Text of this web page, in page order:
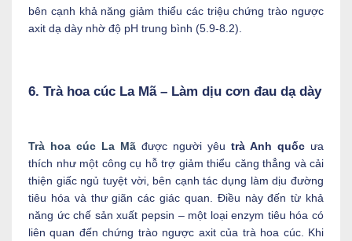
bên cạnh khả năng giảm thiểu các triệu chứng trào ngược
axit dạ dày nhờ độ pH trung bình (5.9-8.2).
6. Trà hoa cúc La Mã – Làm dịu cơn đau dạ dày
Trà hoa cúc La Mã được người yêu trà Anh quốc ưa
thích như một công cụ hỗ trợ giảm thiểu căng thẳng và cải
thiện giấc ngủ tuyệt vời, bên cạnh tác dụng làm dịu đường
tiêu hóa và thư giãn các giác quan. Điều này đến từ khả
năng ức chế sản xuất pepsin – một loại enzym tiêu hóa có
liên quan đến chứng trào ngược axit của trà hoa cúc. Khi